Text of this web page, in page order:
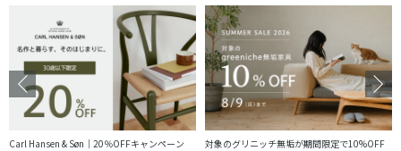
Carl Hansen & Søn｜20％OFFキャンペーン
対象のグリニッチ無垢が期間限定で10%OFF